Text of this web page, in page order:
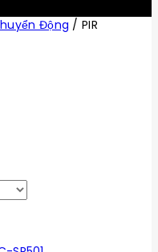
Động / PIR